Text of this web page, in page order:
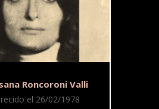
Roncoroni Valli
el 26/02/1978